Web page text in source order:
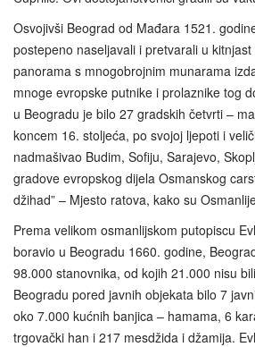
Osvojivši Beograd od Mađara 1521.
postepeno naseljavali i pretvarali u
panorama s mnogobrojnim munarama
mnoge evropske putnike i prolaznike tog
u Beogradu je bilo 27 gradskih četvrti –
koncem 16. stoljeća, po svojoj ljepoti i
nadmašivao Budim, Sofiju, Sarajevo,
gradove evropskog dijela Osmanskog
džihad” – Mjesto ratova, kako su
Prema velikom osmanlijskom putopiscu
boravio u Beogradu 1660. godine,
98.000 stanovnika, od kojih 21.000 nisu
Beogradu pored javnih objekata bilo 7
oko 7.000 kućnih banjica – hamama, 6
trgovački han i 217 mesdžida i džamija.